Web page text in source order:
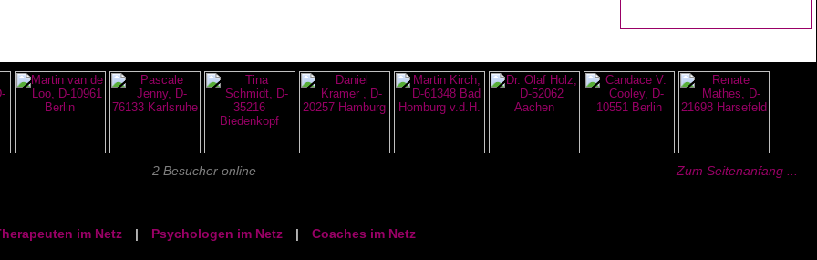
2 Besucher online Zum Seitenanfang ...
im Netz | Psychologen im Netz | Coaches im Netz